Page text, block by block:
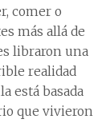
comer o
más allá de
libraron una
realidad
está basada
que vivieron